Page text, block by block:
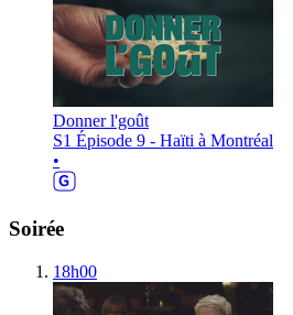
Donner l'goût
S1 Épisode 9 - Haïti à Montréal
•
Soirée
18h00